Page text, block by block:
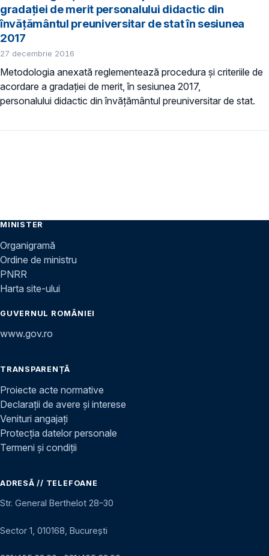
gradației de merit personalului didactic din
învățământul preuniversitar de stat în sesiunea
2017
27 decembrie 2016
Metodologia anexată reglementează procedura și criteriile de
acordare a gradației de merit, în sesiunea 2017,
personalului didactic din învățământul preuniversitar de stat.
MINISTER
Organigramă
Ordine de ministru
PNRR
Harta site-ului
GUVERNUL ROMÂNIEI
www.gov.ro
TRANSPARENȚĂ
Proiecte acte normative
Declarații de avere și interese
Venituri angajați
Protecția datelor personale
Termeni și condiții
ADRESĂ // TELEFOANE
Str. General Berthelot 28–30
Sector 1, 010168, București